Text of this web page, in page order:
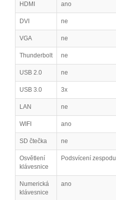
HDMI ano
DVI ne
VGA ne
Thunderbolt ne
USB 2.0 ne
USB 3.0 3x
LAN ne
WIFI ano
SD čtečka ne
Osvětlení
klávesnice
Podsvícení zespodu
Numerická
klávesnice
ano